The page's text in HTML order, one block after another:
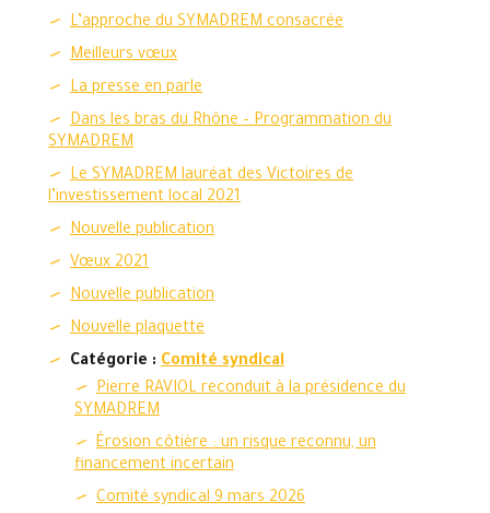
L’approche du SYMADREM consacrée
Meilleurs vœux
La presse en parle
Dans les bras du Rhône – Programmation du
SYMADREM
Le SYMADREM lauréat des Victoires de
l’investissement local 2021
Nouvelle publication
Vœux 2021
Nouvelle publication
Nouvelle plaquette
Catégorie : Comité syndical
Pierre RAVIOL reconduit à la présidence du
SYMADREM
Érosion côtière : un risque reconnu, un
financement incertain
Comité syndical 9 mars 2026